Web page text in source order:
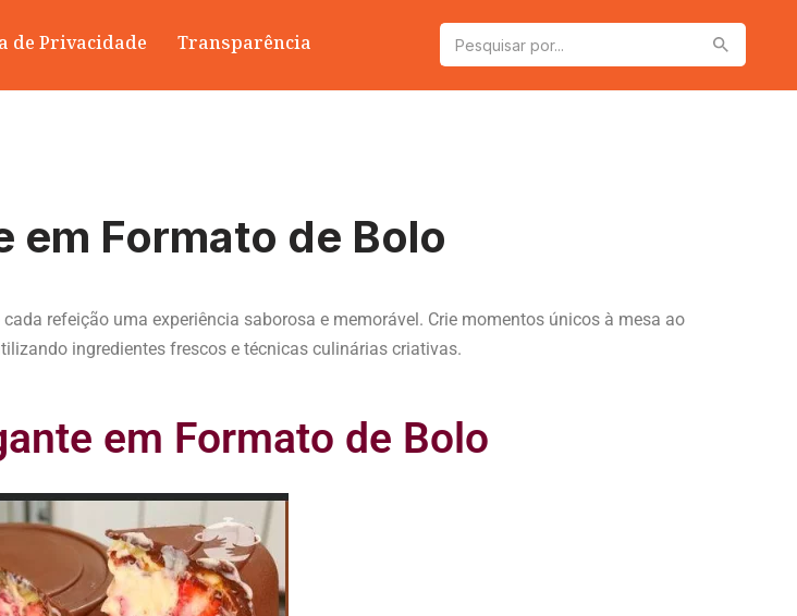
de Privacidade Transparência
em Formato de Bolo
refeição uma experiência saborosa e memorável. Crie momentos únicos à mesa ao
ingredientes frescos e técnicas culinárias criativas.
em Formato de Bolo